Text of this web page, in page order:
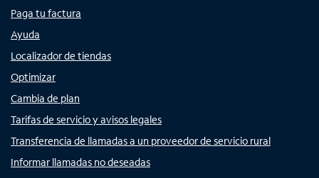
Paga tu factura
Ayuda
Localizador de tiendas
Optimizar
Cambia de plan
Tarifas de servicio y avisos legales
Transferencia de llamadas a un proveedor de servicio rural
Informar llamadas no deseadas